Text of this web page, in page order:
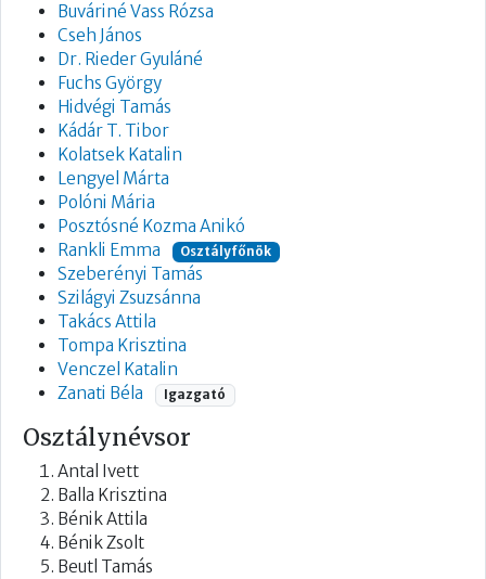
Buváriné Vass Rózsa
Cseh János
Dr. Rieder Gyuláné
Fuchs György
Hidvégi Tamás
Kádár T. Tibor
Kolatsek Katalin
Lengyel Márta
Polóni Mária
Posztósné Kozma Anikó
Rankli Emma
Osztályfőnök
Szeberényi Tamás
Szilágyi Zsuzsánna
Takács Attila
Tompa Krisztina
Venczel Katalin
Zanati Béla
Igazgató
Osztálynévsor
Antal Ivett
Balla Krisztina
Bénik Attila
Bénik Zsolt
Beutl Tamás